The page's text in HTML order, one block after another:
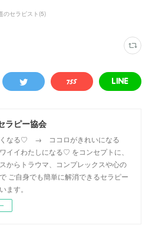
のセラピスト (5)
ラピー協会
くなる♡ → ココロがきれいになる
わたしになる♡ をコンセプトに、
からトラウマ、コンプレックスや心の
ご自身でも簡単に解消できるセラピー
ます。